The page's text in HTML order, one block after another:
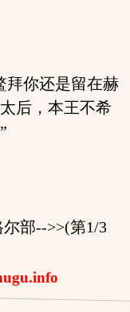
你还是留在赫
后，本王不希
部-->>(第1/3